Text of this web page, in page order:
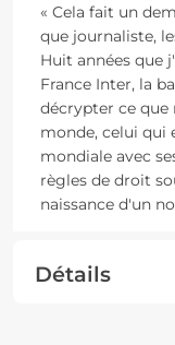
« Cela fait un
que journaliste,
Huit années que
France Inter, la
décrypter ce que
monde, celui qui
mondiale avec
règles de droit
naissance d'un
Détails